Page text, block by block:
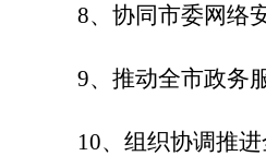
8、 协同市委网络
9、 推动全市政务
10、 组织协调推进